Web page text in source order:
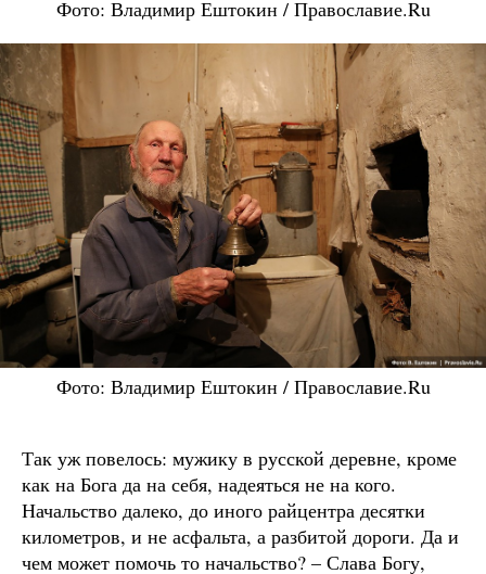
Фото: Владимир Ештокин / Православие.Ru
Фото: Владимир Ештокин / Православие.Ru
Так уж повелось: мужику в русской деревне, кроме
как на Бога да на себя, надеяться не на кого.
Начальство далеко, до иного райцентра десятки
километров, и не асфальта, а разбитой дороги. Да и
чем может помочь то начальство? – Слава Богу,